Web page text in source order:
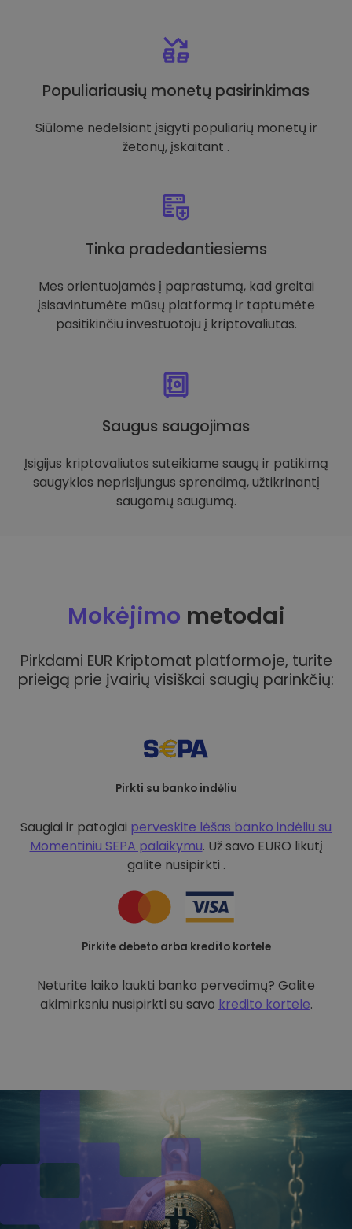
Populiariausių monetų pasirinkimas
Siūlome nedelsiant įsigyti populiarių monetų ir
žetonų, įskaitant .
Tinka pradedantiesiems
Mes orientuojamės į paprastumą, kad greitai
įsisavintumėte mūsų platformą ir taptumėte
pasitikinčiu investuotoju į kriptovaliutas.
Saugus saugojimas
Įsigijus kriptovaliutos suteikiame saugų ir patikimą
saugyklos neprisijungus sprendimą, užtikrinantį
saugomų saugumą.
Mokėjimo metodai
Pirkdami EUR Kriptomat platformoje, turite
prieigą prie įvairių visiškai saugių parinkčių:
Pirkti su banko indėliu
Saugiai ir patogiai perveskite lėšas banko indėliu su
Momentiniu SEPA palaikymu. Už savo EURO likutį
galite nusipirkti .
Pirkite debeto arba kredito kortele
Neturite laiko laukti banko pervedimų? Galite
akimirksniu nusipirkti su savo kredito kortele.